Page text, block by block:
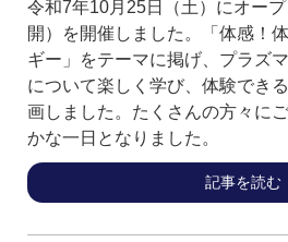
令和7年10月25日（土）にオー
開）を開催しました。「体感！
ギー」をテーマに掲げ、プラズ
について楽しく学び、体験でき
画しました。たくさんの方々に
かな一日となりました。
記事を読む